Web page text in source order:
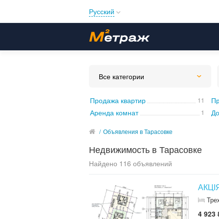
Русский
Українська
Все категории
Продажа квартир 11
Аренда комнат 1
/ Объявления в Тарасовке
Недвижимость в Тарасовке
Найдено 116 объявлений
4 923